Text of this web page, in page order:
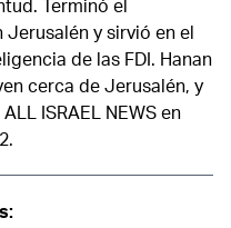
Terminó el
y sirvió en el
de las FDI. Hanan
cerca de Jerusalén, y
ISRAEL NEWS en